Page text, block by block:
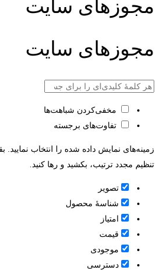
مجوزهای سایت
مجوزهای سایت
مخفی‌کردن شباهت‌ها
تفاوت‌های برجسته
زمینه‌های نمایش داده شده را انتخاب
تنظیم مجدد ترتیب، بکشید و رها کنید.
تصویر
شناسۀ محصول
امتیاز
قيمت
موجودی
دسترسی